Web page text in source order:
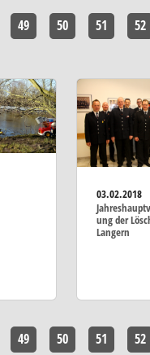
49 50 51 52
03.02.2018
ung der
Langern
49 50 51 52